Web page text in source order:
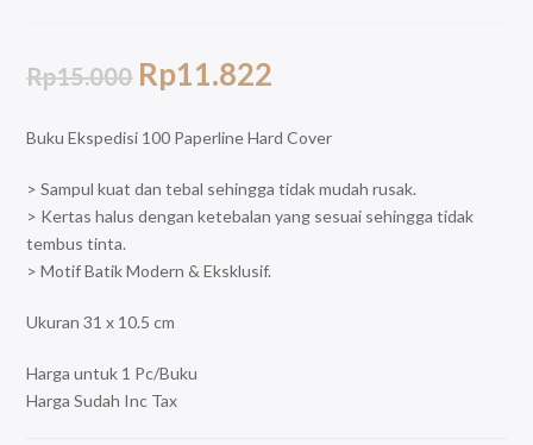
Rp15.000 Rp11.822
Buku Ekspedisi 100 Paperline Hard Cover
> Sampul kuat dan tebal sehingga tidak mudah rusak.
> Kertas halus dengan ketebalan yang sesuai sehingga tidak
tembus tinta.
> Motif Batik Modern & Eksklusif.
Ukuran 31 x 10.5 cm
Harga untuk 1 Pc/Buku
Harga Sudah Inc Tax